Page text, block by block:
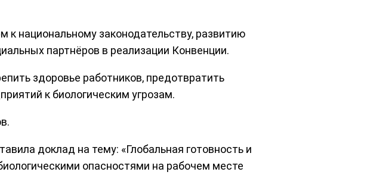
национальному законодательству, развитию
партнёров в реализации Конвенции.
здоровье работников, предотвратить
к биологическим угрозам.
доклад на тему: «Глобальная готовность и
опасностями на рабочем месте